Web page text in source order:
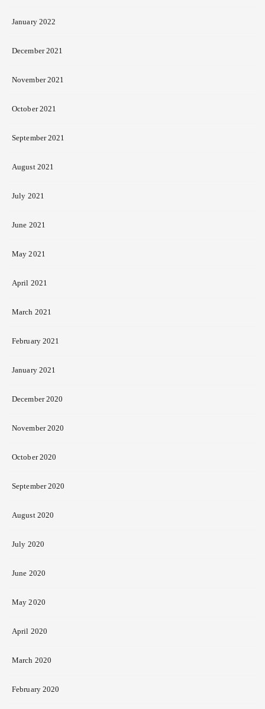
January 2022
December 2021
November 2021
October 2021
September 2021
August 2021
July 2021
June 2021
May 2021
April 2021
March 2021
February 2021
January 2021
December 2020
November 2020
October 2020
September 2020
August 2020
July 2020
June 2020
May 2020
April 2020
March 2020
February 2020